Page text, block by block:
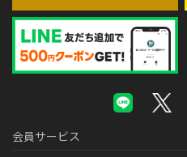
会員サービス